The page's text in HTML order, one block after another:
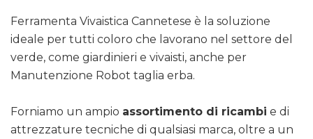
Ferramenta Vivaistica Cannetese è la soluzione
ideale per tutti coloro che lavorano nel settore del
verde, come giardinieri e vivaisti, anche per
Manutenzione Robot taglia erba.
Forniamo un ampio assortimento di ricambi e di
attrezzature tecniche di qualsiasi marca, oltre a un